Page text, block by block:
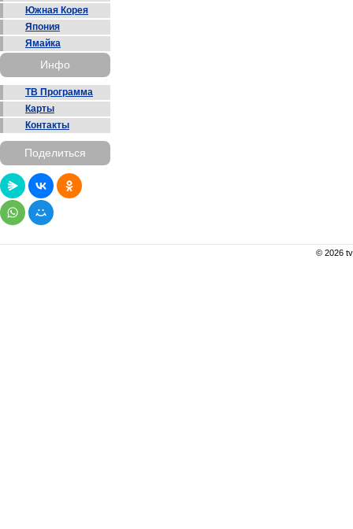
Южная Корея
Япония
Ямайка
Инфо
ТВ Программа
Карты
Контакты
Поделиться
© 2026